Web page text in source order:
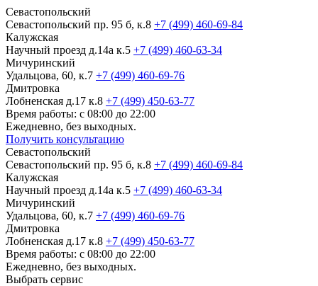
Севастопольский
Севастопольский пр. 95 б, к.8 +7 (499) 460-69-84
Калужская
Научный проезд д.14а к.5 +7 (499) 460-63-34
Мичуринский
Удальцова, 60, к.7 +7 (499) 460-69-76
Дмитровка
Лобненская д.17 к.8 +7 (499) 450-63-77
Время работы: с 08:00 до 22:00
Ежедневно, без выходных.
Получить консультацию
Севастопольский
Севастопольский пр. 95 б, к.8 +7 (499) 460-69-84
Калужская
Научный проезд д.14а к.5 +7 (499) 460-63-34
Мичуринский
Удальцова, 60, к.7 +7 (499) 460-69-76
Дмитровка
Лобненская д.17 к.8 +7 (499) 450-63-77
Время работы: с 08:00 до 22:00
Ежедневно, без выходных.
Выбрать сервис